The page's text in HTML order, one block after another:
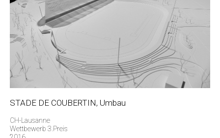
STADE DE COUBERTIN, Umbau
CH-Lausanne
Wettbewerb 3.Preis